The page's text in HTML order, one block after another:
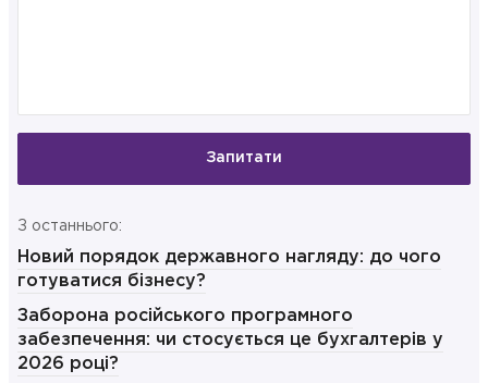
Запитати
З останнього:
Новий порядок державного нагляду: до чого
готуватися бізнесу?
Заборона російського програмного
забезпечення: чи стосується це бухгалтерів у
2026 році?